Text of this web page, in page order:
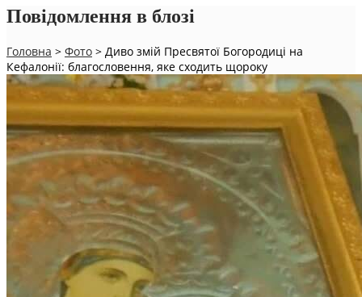
Повідомлення в блозі
Головна > Фото > Диво змій Пресвятої Богородиці на
Кефалонії: благословення, яке сходить щороку